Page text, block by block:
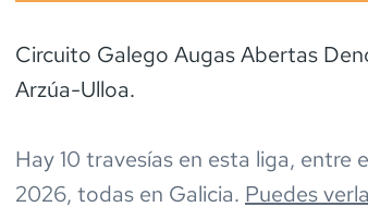
Circuito Galego Augas Abertas
Arzúa-Ulloa.
Hay10 travesías en esta liga, entre
2026, todas en Galicia. Puedes